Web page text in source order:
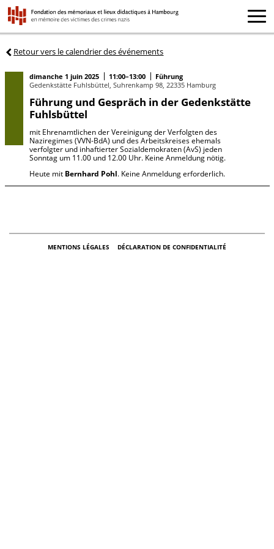
Retour vers le calendrier des événements
dimanche 1 juin 2025 11:00–13:00
Führung
Gedenkstätte Fuhlsbüttel, Suhrenkamp 98, 22335 Hamburg
Führung und Gespräch in der Gedenkstätte
Fuhlsbüttel
mit Ehrenamtlichen der Vereinigung der Verfolgten des
Naziregimes (VVN-BdA) und des Arbeitskreises ehemals
verfolgter und inhaftierter Sozialdemokraten (AvS) jeden
Sonntag um 11.00 und 12.00 Uhr. Keine Anmeldung nötig.
Heute mit Bernhard Pohl. Keine Anmeldung erforderlich.
MENTIONS LÉGALES DÉCLARATION DE CONFIDENTIALITÉ